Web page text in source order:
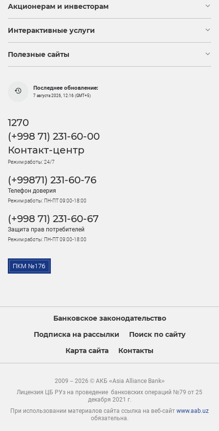
Акционерам и инвесторам
Интерактивные услуги
Полезные сайты
Последнее обновление:
7 августа 2026, 12:16 (GMT+5)
1270
(+998 71) 231-60-00
Контакт-центр
Режим работы: 24/7
(+99871) 231-60-76
Телефон доверия
Режим работы: ПН-ПТ 09:00-18:00
(+998 71) 231-60-67
Защита прав потребителей
Режим работы: ПН-ПТ 09:00-18:00
Банковское законодательство
Подписка на рассылки
Поиск по сайту
Карта сайта
Контакты
2009 – 2026 © АКБ «Asia Alliance Bank»
Лицензия ЦБ РУз на проведение банковских операций №79 от 25
декабря 2021 г.
При использовании материалов сайта ссылка на веб-сайт www.aab.uz
обязательна.